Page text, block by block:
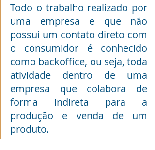
Todo o trabalho realizado por
uma empresa e que não
possui um contato direto com
o consumidor é conhecido
como backoffice, ou seja, toda
atividade dentro de uma
empresa que colabora de
forma indireta para a
produção e venda de um
produto.